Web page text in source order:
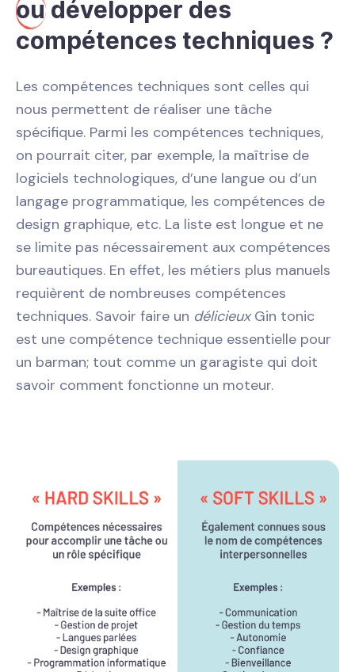
oudévelopper des
compétences techniques ?
Les compétences techniques sont celles qui
nous permettent de réaliser une tâche
spécifique. Parmi les compétences techniques,
on pourrait citer, par exemple, la maîtrise de
logiciels technologiques, d’une langue ou d’un
langage programmatique, les compétences de
design graphique, etc. La liste est longue et ne
se limite pas nécessairement aux compétences
bureautiques. En effet, les métiers plus manuels
requièrent de nombreuses compétences
techniques. Savoir faire un délicieuxGin tonic
est une compétence technique essentielle pour
un barman; tout comme un garagiste qui doit
savoir comment fonctionne un moteur.